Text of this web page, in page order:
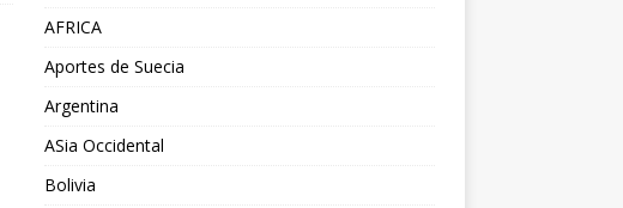
AFRICA
Aportes de Suecia
Argentina
ASia Occidental
Bolivia